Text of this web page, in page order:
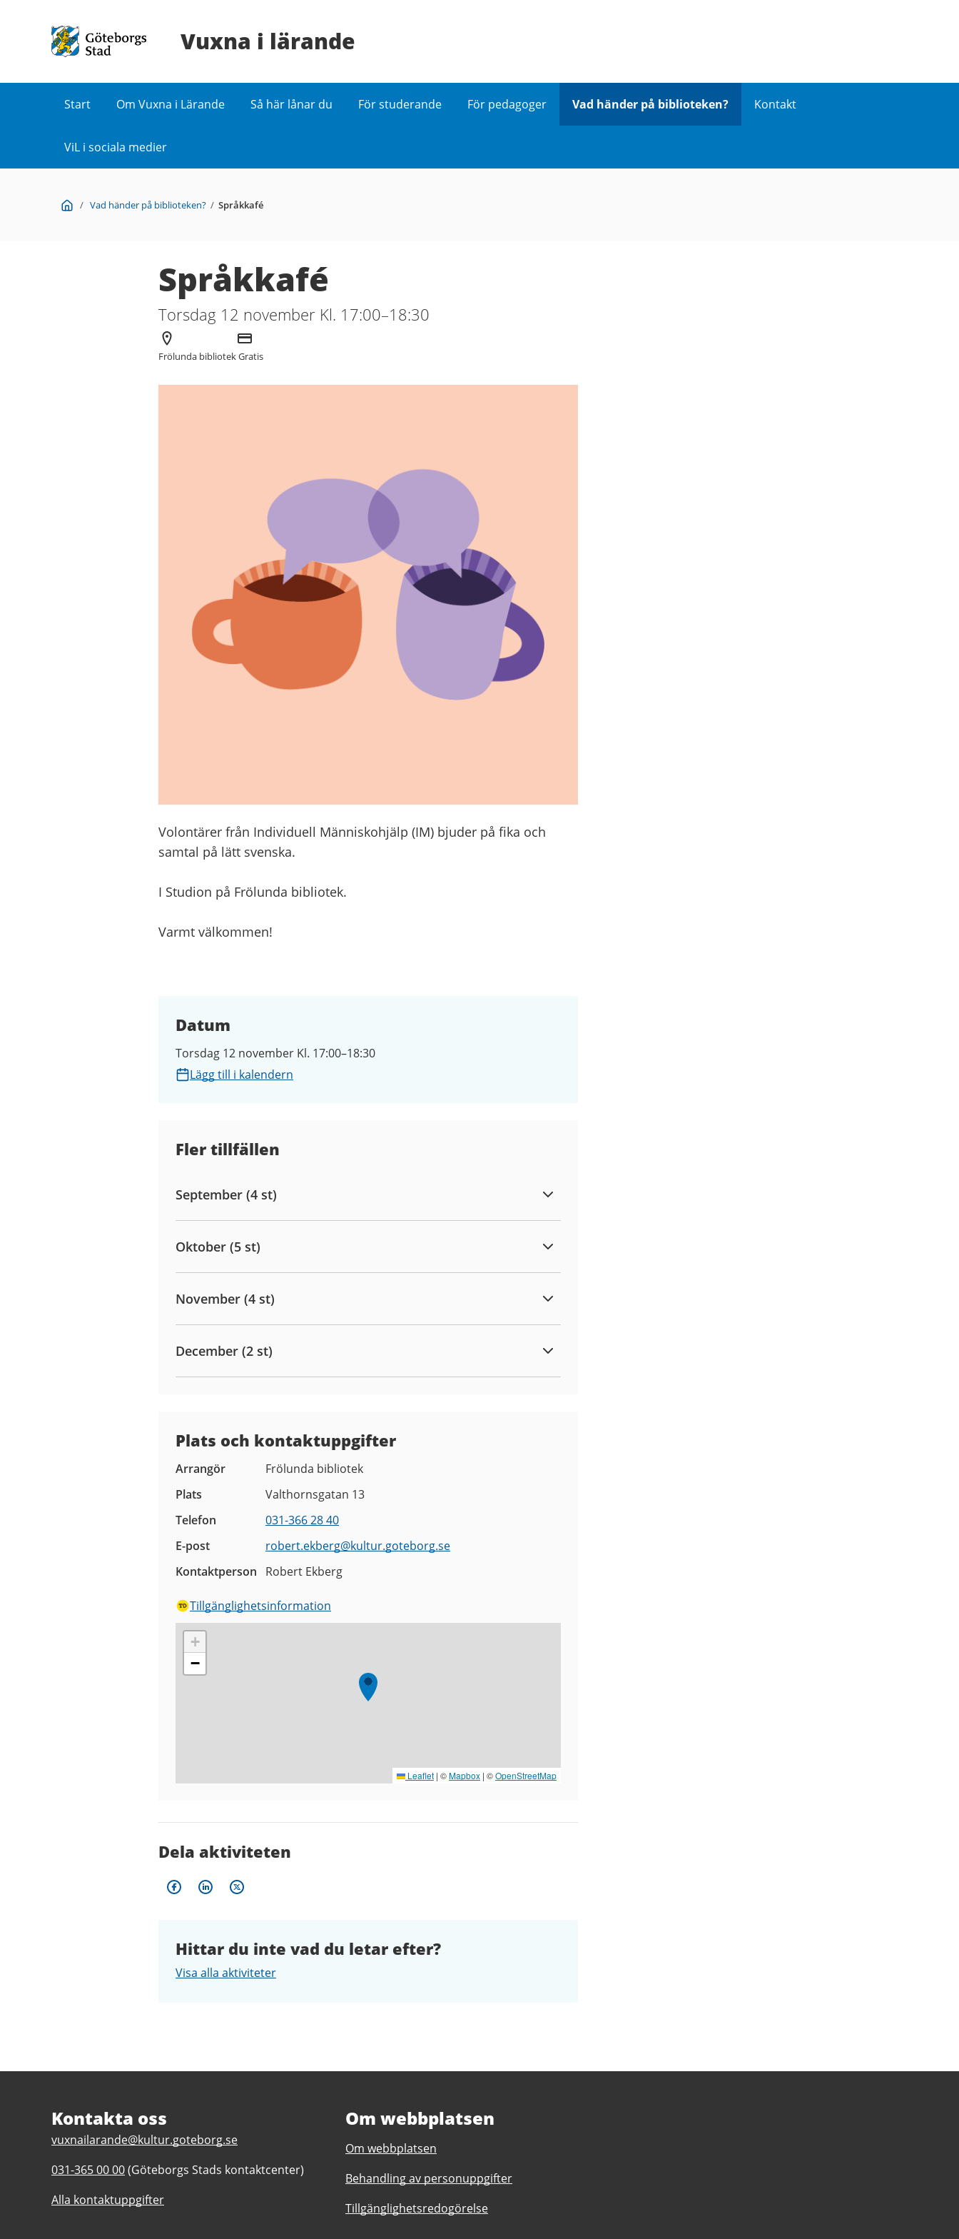
Vuxna i lärande
Start Om Vuxna i Lärande Så här lånar du För studerande För pedagoger Vad händer på biblioteken? Kontakt
ViL i sociala medier
Du Start
/ Vad händer på biblioteken? / Språkkafé
Språkkafé
Torsdag 12 november Kl. 17:00–18:30
Arrangör
Frölunda bibliotek
Kostnad
Gratis
Volontärer från Individuell Människohjälp (IM) bjuder på fika och
samtal på lätt svenska.
I Studion på Frölunda bibliotek.
Varmt välkommen!
Datum
Torsdag 12 november Kl. 17:00–18:30
Lägg till i kalendern
Fler tillfällen
September (4 st)
Oktober (5 st)
November (4 st)
December (2 st)
Plats och kontaktuppgifter
Arrangör
Frölunda bibliotek
Plats
Valthornsgatan 13
Telefon
031-366 28 40
E-post
robert.ekberg@kultur.goteborg.se
Kontaktperson
Robert Ekberg
Tillgänglighetsinformation
+
−
Leaflet | ©Mapbox | ©OpenStreetMap
Dela aktiviteten
Hittar du inte vad du letar efter?
Visa alla aktiviteter
Kontakta oss
E
p
s
vuxnailarande@kultur.goteborg.se
T
l
031-365 00 00(Göteborgs Stads kontaktcenter)
Alla kontaktuppgifter
Om webbplatsen
Om webbplatsen
Behandling av personuppgifter
Tillgänglighetsredogörelse